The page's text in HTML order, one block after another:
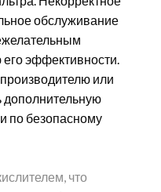
обслуживание
эффективности.
или
дополнительную
по безопасному
что